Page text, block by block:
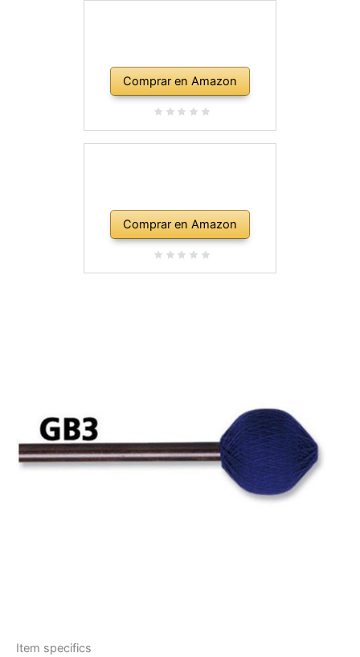
Comprar en Amazon
Comprar en Amazon
Item specifics